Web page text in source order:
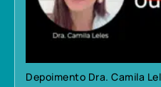
Depoimento Dra. Camila